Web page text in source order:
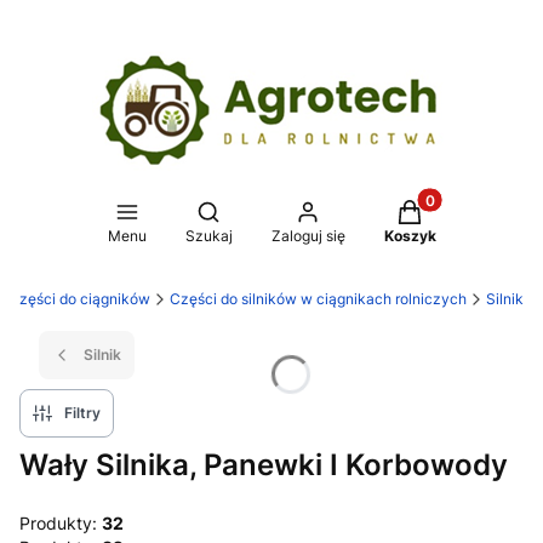
Menu
Otwórz wyszukiwarkę
Szukaj Zaloguj się
Produkty w
Koszyk
Części do ciągników Części do silników w ciągnikach rolniczych Silnik
Silnik
Filtry
Wały Silnika, Panewki I Korbowody
Produkty: 32